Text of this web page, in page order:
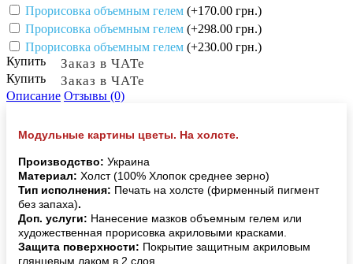
Прорисовка объемным гелем (+170.00 грн.)
Прорисовка объемным гелем (+298.00 грн.)
Прорисовка объемным гелем (+230.00 грн.)
Купить
Заказ в ЧАТе
Купить Заказ в ЧАТе
Описание Отзывы (0)
Модульные картины цветы. На холсте.
Производство: Украина
Материал: Холст (100% Хлопок среднее зерно)
Тип исполнения: Печать на холсте (фирменный пигмент
без запаха).
Доп. услуги: Нанесение мазков объемным гелем или
художественная прорисовка акриловыми красками.
Защита поверхности: Покрытие защитным акриловым
глянцевым лаком в 2 слоя.